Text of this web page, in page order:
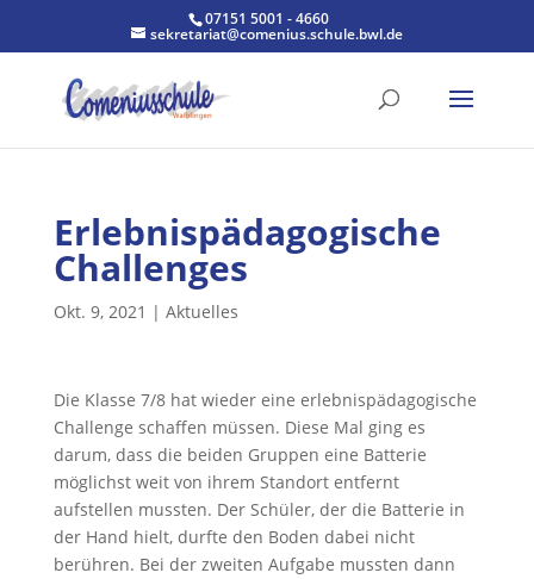
07151 5001 - 4660
sekretariat@comenius.schule.bwl.de
Erlebnispädagogische
Challenges
Okt. 9, 2021 | Aktuelles
Die Klasse 7/8 hat wieder eine erlebnispädagogische
Challenge schaffen müssen. Diese Mal ging es
darum, dass die beiden Gruppen eine Batterie
möglichst weit von ihrem Standort entfernt
aufstellen mussten. Der Schüler, der die Batterie in
der Hand hielt, durfte den Boden dabei nicht
berühren. Bei der zweiten Aufgabe mussten dann